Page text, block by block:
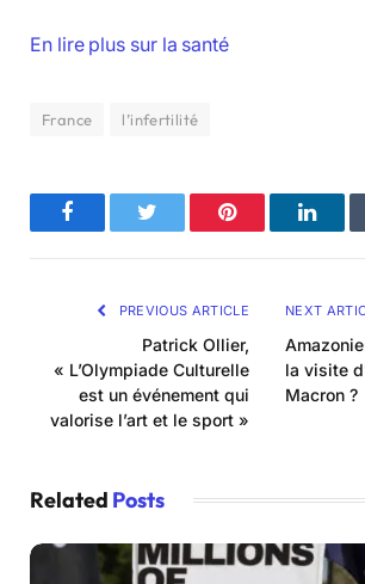
En lire plus sur la santé
France l’infertilité
FacebookTwitter Pinterest
PREVIOUS ARTICLE
Patrick Ollier,
« L’Olympiade Culturelle
est un événement qui
valorise l’art et le sport »
NEXT
la visite
Macron ?
Related Posts